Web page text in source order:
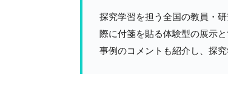
探究学習を担う全国の教員・
際に付箋を貼る体験型の展示
事例のコメントも紹介し、探